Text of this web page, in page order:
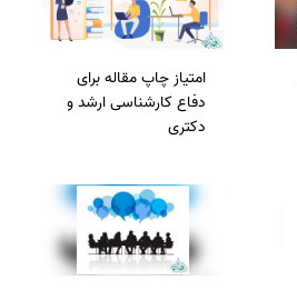
امتیاز چاپ مقاله برای
دفاع کارشناسی ارشد و
دکتری